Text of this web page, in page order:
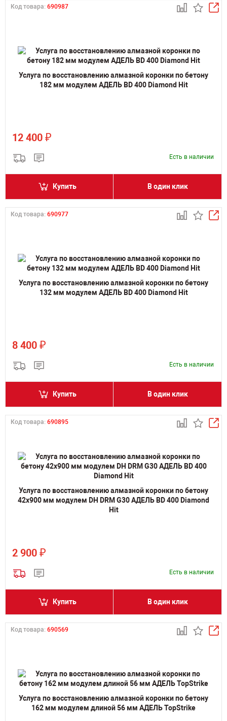
Код товара: 690987
Услуга по восстановлению алмазной коронки по бетону
182 мм модулем АДЕЛЬ BD 400 Diamond Hit
12 400 ₽
Есть в наличии
Купить В один клик
Код товара: 690977
Услуга по восстановлению алмазной коронки по бетону
132 мм модулем АДЕЛЬ BD 400 Diamond Hit
8 400 ₽
Есть в наличии
Купить В один клик
Код товара: 690895
Услуга по восстановлению алмазной коронки по бетону
42x900 мм модулем DH DRM G30 АДЕЛЬ BD 400 Diamond
Hit
2 900 ₽
Есть в наличии
Купить В один клик
Код товара: 690569
Услуга по восстановлению алмазной коронки по бетону
162 мм модулем длиной 56 мм АДЕЛЬ TopStrike